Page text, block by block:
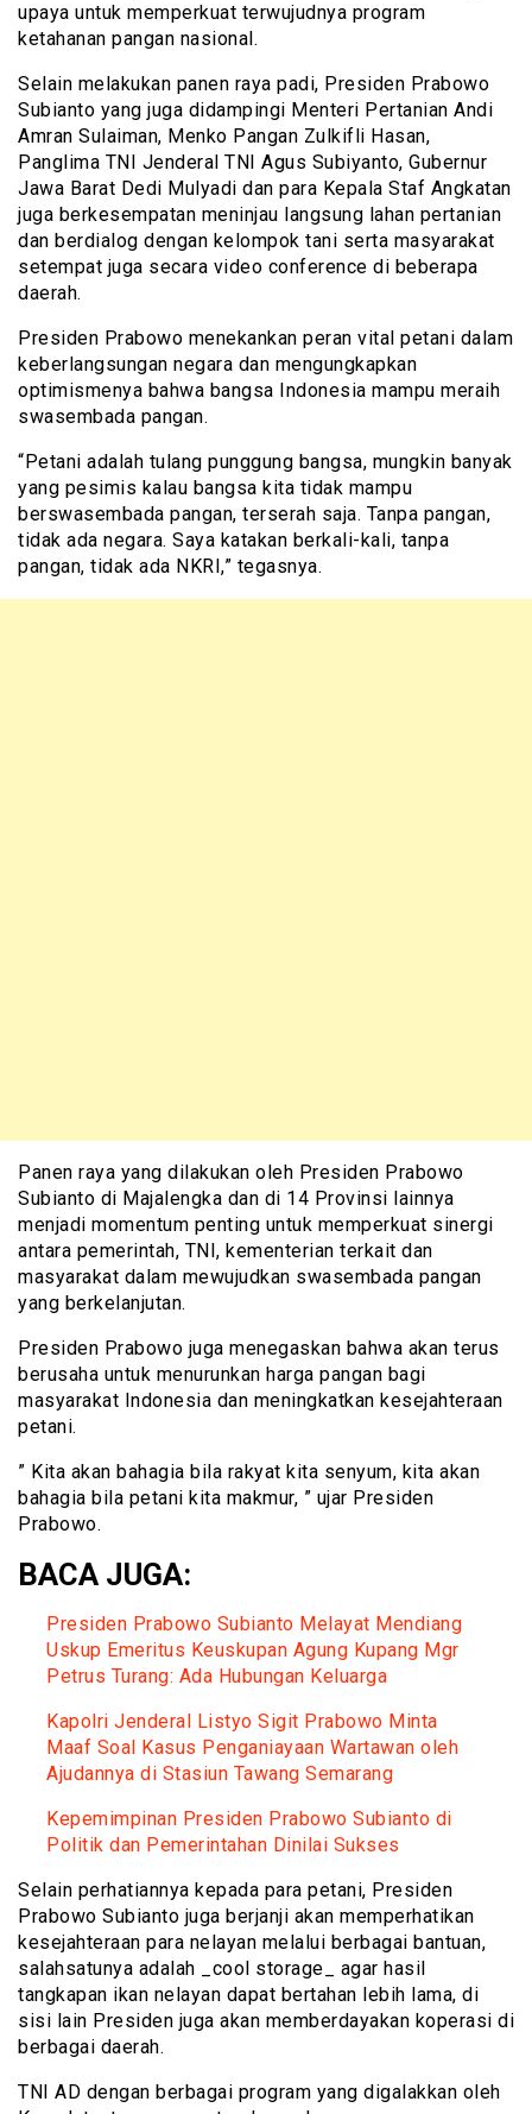
upaya untuk memperkuat terwujudnya program
ketahanan pangan nasional.
Selain melakukan panen raya padi, Presiden Prabowo
Subianto yang juga didampingi Menteri Pertanian Andi
Amran Sulaiman, Menko Pangan Zulkifli Hasan,
Panglima TNI Jenderal TNI Agus Subiyanto, Gubernur
Jawa Barat Dedi Mulyadi dan para Kepala Staf Angkatan
juga berkesempatan meninjau langsung lahan pertanian
dan berdialog dengan kelompok tani serta masyarakat
setempat juga secara video conference di beberapa
daerah.
Presiden Prabowo menekankan peran vital petani dalam
keberlangsungan negara dan mengungkapkan
optimismenya bahwa bangsa Indonesia mampu meraih
swasembada pangan.
“Petani adalah tulang punggung bangsa, mungkin banyak
yang pesimis kalau bangsa kita tidak mampu
berswasembada pangan, terserah saja. Tanpa pangan,
tidak ada negara. Saya katakan berkali-kali, tanpa
pangan, tidak ada NKRI,” tegasnya.
Panen raya yang dilakukan oleh Presiden Prabowo
Subianto di Majalengka dan di 14 Provinsi lainnya
menjadi momentum penting untuk memperkuat sinergi
antara pemerintah, TNI, kementerian terkait dan
masyarakat dalam mewujudkan swasembada pangan
yang berkelanjutan.
Presiden Prabowo juga menegaskan bahwa akan terus
berusaha untuk menurunkan harga pangan bagi
masyarakat Indonesia dan meningkatkan kesejahteraan
petani.
” Kita akan bahagia bila rakyat kita senyum, kita akan
bahagia bila petani kita makmur, ” ujar Presiden
Prabowo.
BACA JUGA:
Presiden Prabowo Subianto Melayat Mendiang
Uskup Emeritus Keuskupan Agung Kupang Mgr
Petrus Turang: Ada Hubungan Keluarga
Kapolri Jenderal Listyo Sigit Prabowo Minta
Maaf Soal Kasus Penganiayaan Wartawan oleh
Ajudannya di Stasiun Tawang Semarang
Kepemimpinan Presiden Prabowo Subianto di
Politik dan Pemerintahan Dinilai Sukses
Selain perhatiannya kepada para petani, Presiden
Prabowo Subianto juga berjanji akan memperhatikan
kesejahteraan para nelayan melalui berbagai bantuan,
salahsatunya adalah _cool storage_ agar hasil
tangkapan ikan nelayan dapat bertahan lebih lama, di
sisi lain Presiden juga akan memberdayakan koperasi di
berbagai daerah.
TNI AD dengan berbagai program yang digalakkan oleh